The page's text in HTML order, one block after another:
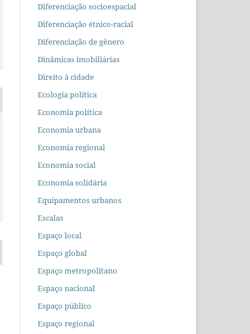
Diferenciação socioespacial
Diferenciação étnico-racial
Diferenciação de gênero
Dinâmicas imobiliárias
Direito à cidade
Ecologia política
Economia política
Economia urbana
Economia regional
Economia social
Economia solidária
Equipamentos urbanos
Escalas
Espaço local
Espaço global
Espaço metropolitano
Espaço nacional
Espaço público
Espaço regional